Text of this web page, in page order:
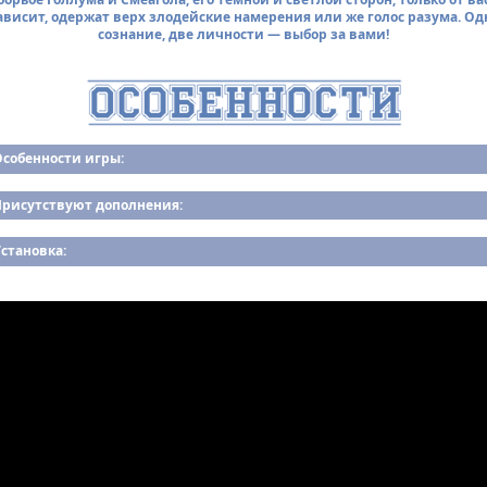
одержат верх злодейские намерения или же голос разума.
сознание, две личности — выбор за вами!
игры:
дополнения: